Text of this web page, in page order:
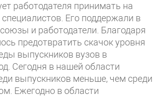
работодателя принимать на
Его поддержали в
и работодатели. Благодаря
предотвратить скачок уровня
выпускников вузов в
Сегодня в нашей области
выпускников меньше, чем среди
Ежегодно в области